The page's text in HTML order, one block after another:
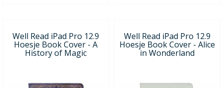
Well Read iPad Pro 12.9
Hoesje Book Cover - A
History of Magic
Well Read iPad Pro 12.9
Hoesje Book Cover - Alice
in Wonderland